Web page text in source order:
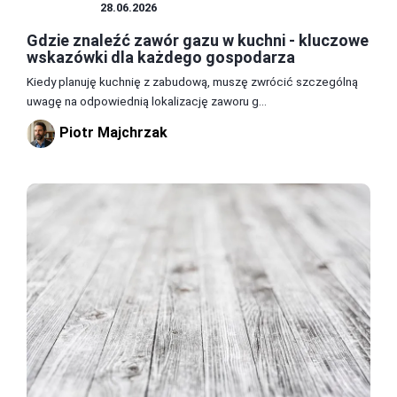
28.06.2026
Gdzie znaleźć zawór gazu w kuchni - kluczowe
wskazówki dla każdego gospodarza
Kiedy planuję kuchnię z zabudową, muszę zwrócić szczególną
uwagę na odpowiednią lokalizację zaworu g...
Piotr Majchrzak